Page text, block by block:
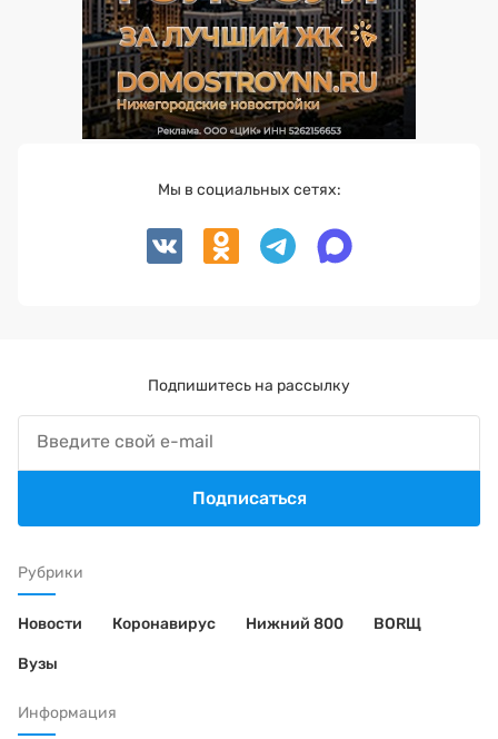
Рубрики
Новости Коронавирус Нижний 800 BORЩ
Вузы
Информация
Мы в социальных сетях:
Подпишитесь на рассылку
Подписаться